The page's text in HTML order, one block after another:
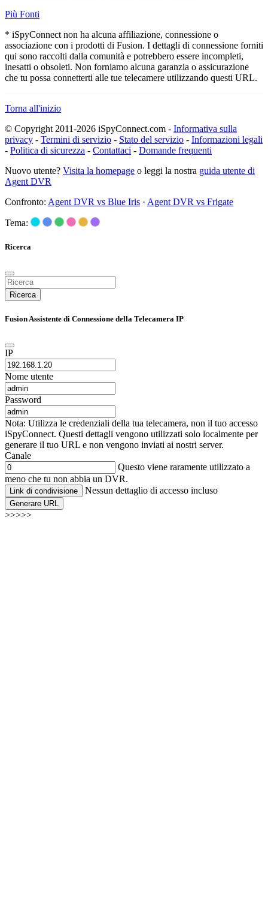
Più Fonti
* iSpyConnect non ha alcuna affiliazione, connessione o
associazione con i prodotti di Fusion. I dettagli di connessione forniti
qui sono raccolti dalla comunità e potrebbero essere incompleti,
inesatti o obsoleti. Non forniamo alcuna garanzia o assicurazione
che tu possa connetterti alle tue telecamere utilizzando questi URL.
Torna all'inizio
© Copyright 2011-2026 iSpyConnect.com - Informativa sulla
privacy - Termini di servizio - Stato del servizio - Informazioni legali
- Politica di sicurezza - Contattaci - Domande frequenti
Nuovo utente? Visita la homepage o leggi la nostra guida utente di
Agent DVR
Confronto: Agent DVR vs Blue Iris · Agent DVR vs Frigate
Tema:
Ricerca
Ricerca
Fusion Assistente di Connessione della Telecamera IP
IP
Nome utente
Password
Nota: Utilizza le credenziali della tua telecamera, non il tuo accesso
iSpyConnect. Questi dettagli vengono utilizzati solo localmente per
generare il tuo URL e non vengono inviati ai nostri server.
Canale
Questo viene raramente utilizzato a
meno che tu non abbia un DVR.
Link di condivisione Nessun dettaglio di accesso incluso
Generare URL
>>>>>